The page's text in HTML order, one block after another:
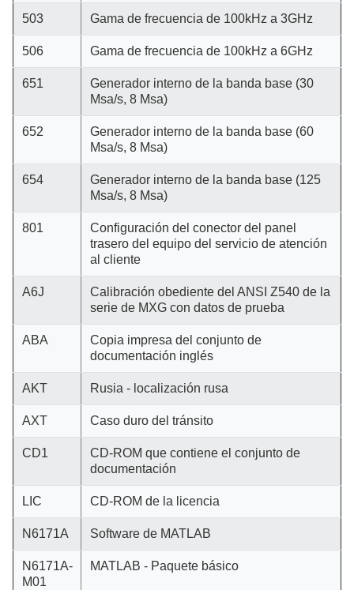
503 Gama de frecuencia de 100kHz a 3GHz
506 Gama de frecuencia de 100kHz a 6GHz
651
Generador interno de la banda base (30
Msa/s, 8 Msa)
652
Generador interno de la banda base (60
Msa/s, 8 Msa)
654
Generador interno de la banda base (125
Msa/s, 8 Msa)
801
Configuración del conector del panel
trasero del equipo del servicio de atención
al cliente
A6J
Calibración obediente del ANSI Z540 de la
serie de MXG con datos de prueba
ABA
Copia impresa del conjunto de
documentación inglés
AKT Rusia - localización rusa
AXT Caso duro del tránsito
CD1
CD-ROM que contiene el conjunto de
documentación
LIC CD-ROM de la licencia
N6171A Software de MATLAB
N6171A-
M01
MATLAB - Paquete básico